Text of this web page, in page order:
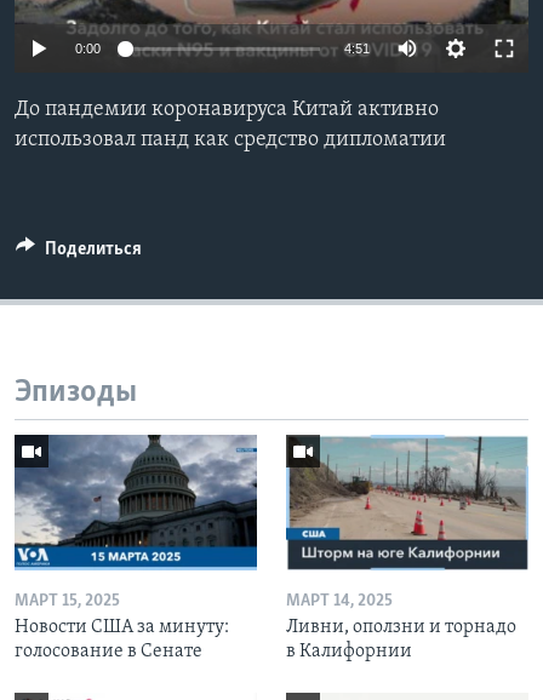
Learning English
СОЦИАЛЬНЫЕ СЕТИ
0:00 4:51
До пандемии коронавируса Китай активно
использовал панд как средство дипломатии
Поделиться
Эпизоды
МАРТ 15, 2025
Новости США за минуту:
голосование в Сенате
МАРТ 14, 2025
Ливни, оползни и торнадо
в Калифорнии